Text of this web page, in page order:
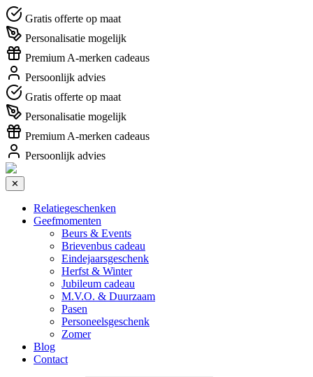
Gratis offerte op maat
Personalisatie mogelijk
Premium A-merken cadeaus
Persoonlijk advies
Gratis offerte op maat
Personalisatie mogelijk
Premium A-merken cadeaus
Persoonlijk advies
✕
Relatiegeschenken
Geefmomenten
Beurs & Events
Brievenbus cadeau
Eindejaarsgeschenk
Herfst & Winter
Jubileum cadeau
M.V.O. & Duurzaam
Pasen
Personeelsgeschenk
Zomer
Blog
Contact